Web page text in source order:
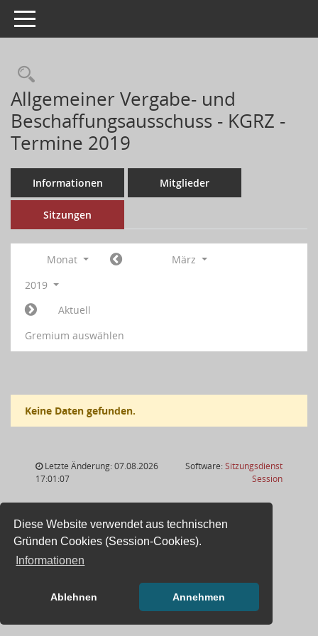
Diese Website verwendet aus technischen
Gründen Cookies (Session-Cookies).
Informationen
Ablehnen Annehmen
Toggle navigation
Allgemeiner Vergabe- und
Beschaffungsausschuss - KGRZ -
Termine 2019
Informationen Mitglieder
Sitzungen
Monat
März
2019
Aktuell
Gremium auswählen
Keine Daten gefunden.
Letzte Änderung: 07.08.2026
17:01:07
Software:Sitzungsdienst
Session(Wird in